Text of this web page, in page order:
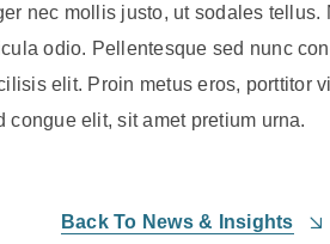
nec mollis justo, ut sodales
odio. Pellentesque sed nunc
elit. Proin metus eros, porttitor
elit, sit amet pretium urna.
Back To News & Insights